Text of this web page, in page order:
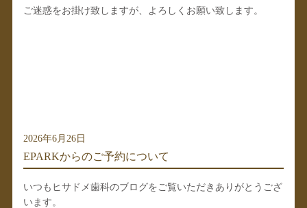
ご迷惑をお掛け致しますが、よろしくお願い致します。
2026年6月26日
EPARKからのご予約について
いつもヒサドメ歯科のブログをご覧いただきありがとうござ
います。